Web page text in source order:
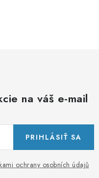
na váš e-mail
ochrany osobních údajů
PRIHLÁSIŤ SA